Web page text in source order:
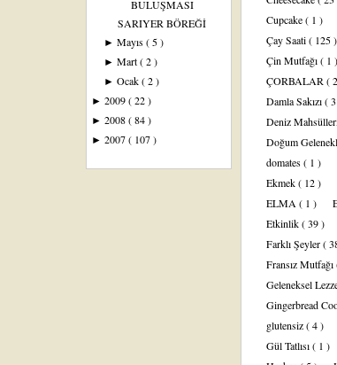
BULUŞMASI
SARIYER BÖREĞİ
►Mayıs( 5 )
►Mart( 2 )
►Ocak( 2 )
► 2009( 22 )
► 2008( 84 )
► 2007( 107 )
Cupcake( 1 )
Çay Saati( 125 )
Çin Mutfağı( 1 )
ÇORBALAR (
Damla Sakızı(
Deniz
Doğum
domates( 1 )
Ekmek( 12 )
ELMA ( 1 )
Etkinlik( 39 )
Farklı Şeyler(
Fransız Mutfağı
Geleneksel
Gingerbread
glutensiz( 4 )
Gül Tatlısı( 1 )